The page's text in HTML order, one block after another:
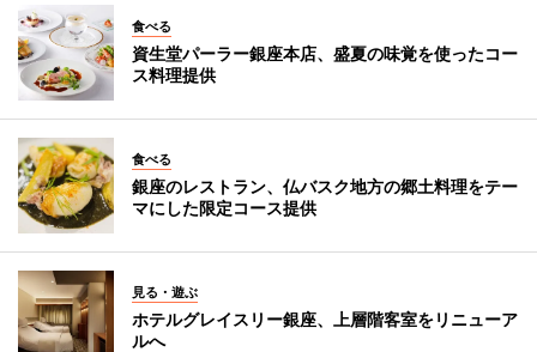
食べる
資生堂パーラー銀座本店、盛夏の味覚を使ったコー
ス料理提供
食べる
銀座のレストラン、仏バスク地方の郷土料理をテー
マにした限定コース提供
見る・遊ぶ
ホテルグレイスリー銀座、上層階客室をリニューア
ルへ